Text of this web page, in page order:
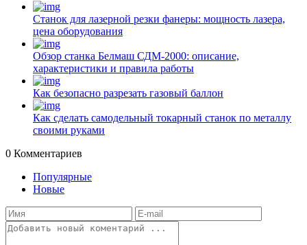
Станок для лазерной резки фанеры: мощность лазера,
цена оборудования
Обзор станка Белмаш СДМ-2000: описание,
характеристики и правила работы
Как безопасно разрезать газовый баллон
Как сделать самодельный токарный станок по металлу
своими руками
0 Комментариев
Популярные
Новые